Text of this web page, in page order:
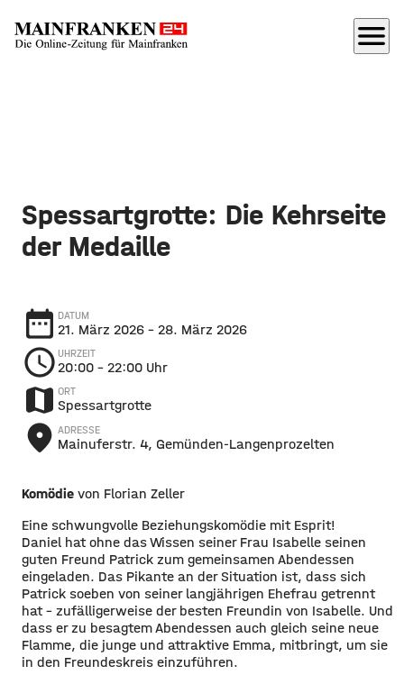
menu
Spessartgrotte: Die Kehrseite
der Medaille
date_range DATUM
21. März 2026 – 28. März 2026
schedule UHRZEIT
20:00 – 22:00 Uhr
map ORT
Spessartgrotte
place ADRESSE
Mainuferstr. 4, Gemünden-Langenprozelten
Komödie von Florian Zeller
Eine schwungvolle Beziehungskomödie mit Esprit!
Daniel hat ohne das Wissen seiner Frau Isabelle seinen
guten Freund Patrick zum gemeinsamen Abendessen
eingeladen. Das Pikante an der Situation ist, dass sich
Patrick soeben von seiner langjährigen Ehefrau getrennt
hat – zufälligerweise der besten Freundin von Isabelle. Und
dass er zu besagtem Abendessen auch gleich seine neue
Flamme, die junge und attraktive Emma, mitbringt, um sie
in den Freundeskreis einzuführen.